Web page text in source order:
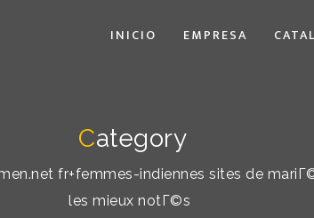
INICIO EMPRESA
Category
fr+femmes-indiennes sites de
les mieux notГ©s